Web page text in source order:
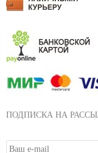
ПОДПИСКА НА